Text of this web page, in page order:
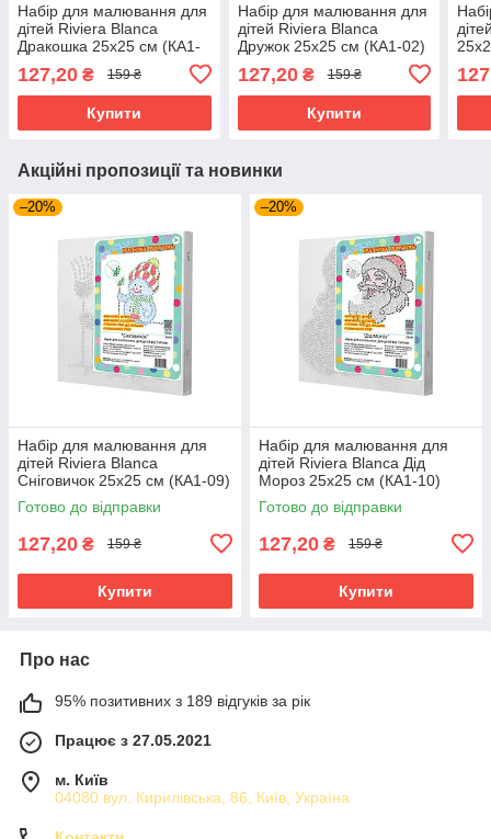
Набір для малювання для
дітей Riviera Blanca
Дракошка 25x25 см (КА1-
127,20 ₴ 159 ₴
Купити
Набір для малювання для
дітей Riviera Blanca
Дружок 25x25 см (КА1-02)
127,20₴ 159 ₴
Купити
Акційні пропозиції та новинки
–20%
Набір для малювання для
дітей Riviera Blanca
Сніговичок 25x25 см (КА1-09)
Готово до відправки
127,20 ₴ 159 ₴
Купити
–20%
Набір для малювання для
дітей Riviera Blanca Дід
Мороз 25x25 см (КА1-10)
Готово до відправки
127,20 ₴ 159 ₴
Купити
Про нас
95% позитивних з 189 відгуків за рік
Працює з 27.05.2021
м. Київ
04080 вул. Кирилівська, 86, Київ, Україна